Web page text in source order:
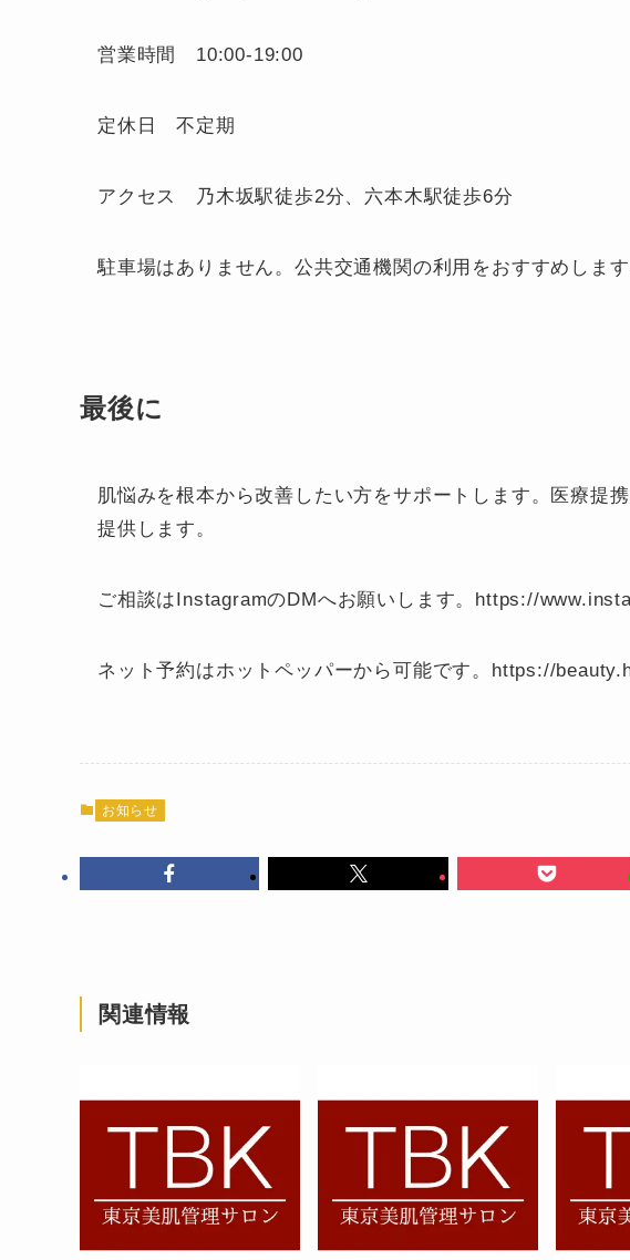
営業時間 10:00-19:00
定休日 不定期
アクセス 乃木坂駅徒歩2分、六本木駅徒歩6分
駐車場はありません。公共交通機関の利用をおすすめします
最後に
肌悩みを根本から改善したい方をサポートします。医療提
提供します。
ご相談はInstagramのDMへお願いします。https://
ネット予約はホットペッパーから可能です。https://
お知らせ
関連情報